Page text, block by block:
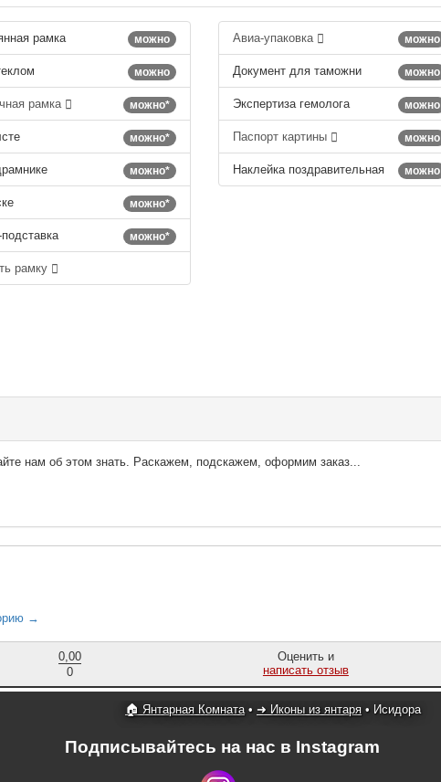
можно
рамка
можно
можно*
рамка
можно*
можно*
можно*
можно*
рамку
можно
Авиа-упаковка
можно
Документ для таможни
можно
Экспертиза гемолога
можно
Паспорт картины
можно
Наклейка поздравительная
нам об этом знать. Раскажем, подскажем, оформим заказ...
0,00
0
Оценить и
написать отзыв
🏠 Янтарная Комната • ➜ Иконы из янтаря • Исидора
Подписывайтесь на нас в Instagram